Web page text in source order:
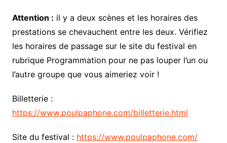
Attention : il y a deux scènes et les horaires des
prestations se chevauchent entre les deux. Vérifiez
les horaires de passage sur le site du festival en
rubrique Programmation pour ne pas louper l’un ou
l’autre groupe que vous aimeriez voir !
Billetterie :
https://www.poulpaphone.com/billetterie.html
Site du festival : https://www.poulpaphone.com/